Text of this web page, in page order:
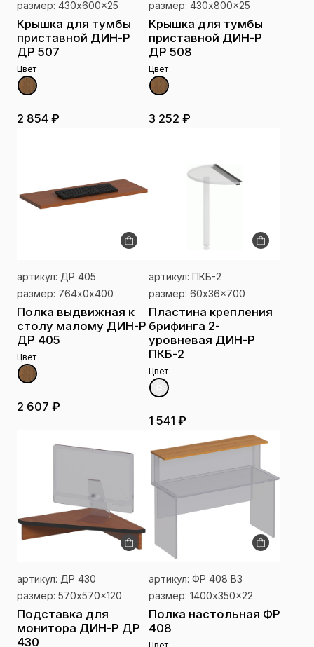
размер: 430x600x25
Крышка для тумбы
приставной ДИН-Р
ДР 507
Цвет
2 854 ₽
размер: 430x800x25
Крышка для тумбы
приставной ДИН-Р
ДР 508
Цвет
3 252 ₽
артикул: ДР 405
размер: 764x0x400
Полка выдвижная к
столу малому ДИН-Р
ДР 405
Цвет
2 607 ₽
артикул: ПКБ-2
размер: 60x36x700
Пластина крепления
брифинга 2-
уровневая ДИН-Р
ПКБ-2
Цвет
1 541 ₽
артикул: ДР 430
размер: 570x570x120
Подставка для
монитора ДИН-Р ДР
430
артикул: ФР 408 ВЗ
размер: 1400x350x22
Полка настольная ФР
408